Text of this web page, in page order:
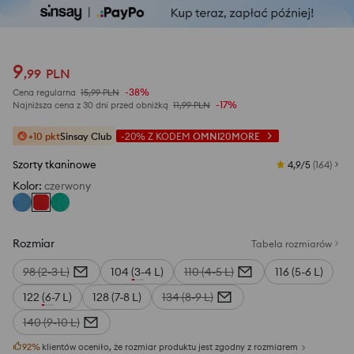
9,99 PLN
Cena regularna 15,99 PLN -38%
Najniższa cena z 30 dni przed obniżką 11,99 PLN -17%
+10 pktSinsay Club -20% Z KODEM OMNI20MORE
Szorty tkaninowe 4,9/5 (164)
Kolor: czerwony
Rozmiar Tabela rozmiarów
98 (2-3 L) 104 (3-4 L) 110 (4-5 L)
116 (5-6 L)
122 (6-7 L)
128 (7-8 L)
134 (8-9 L)
140 (9-10 L)
92% klientów oceniło, że rozmiar produktu jest zgodny z rozmiarem